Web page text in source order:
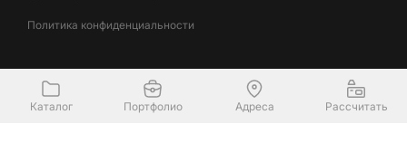
Политика конфиденциальности
Каталог Портфолио Адреса Рассчитать